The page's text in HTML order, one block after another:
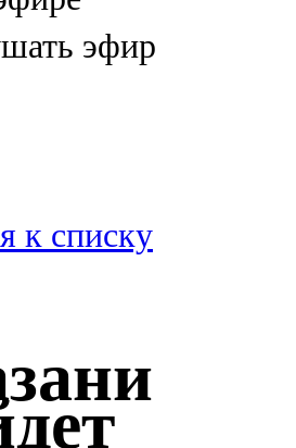
эфир
к списку